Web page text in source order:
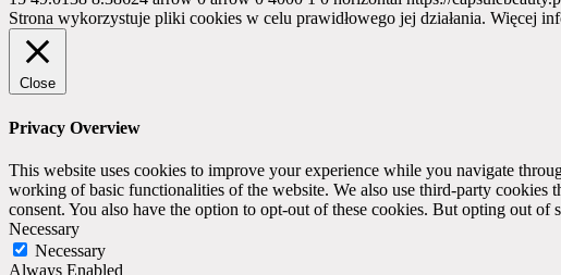
Strona wykorzystuje pliki cookies w celu prawidłowego jej działania. Więcej
Close
Privacy Overview
This website uses cookies to improve your experience while you navigate
working of basic functionalities of the website. We also use third-party
consent. You also have the option to opt-out of these cookies. But opting out
Necessary
Necessary
Always Enabled